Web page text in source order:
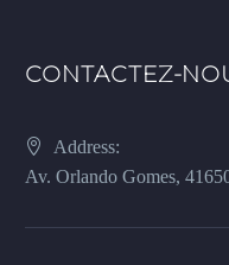
CONTACTEZ-
Address:
Av. Orlando Gomes,